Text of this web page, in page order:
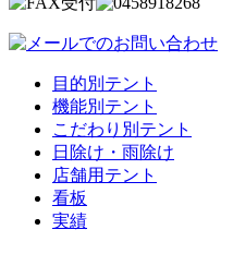
目的別テント
機能別テント
こだわり別テント
日除け・雨除け
店舗用テント
看板
実績